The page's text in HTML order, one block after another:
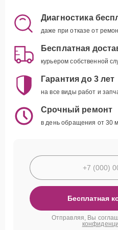
Диагностика
даже при отказе от
Бесплатная
курьером собственной
Гарантия до 3 лет
на все виды работ и
Срочный ремонт
в день обращения от 30
Бесплатная
Отправляя, Вы